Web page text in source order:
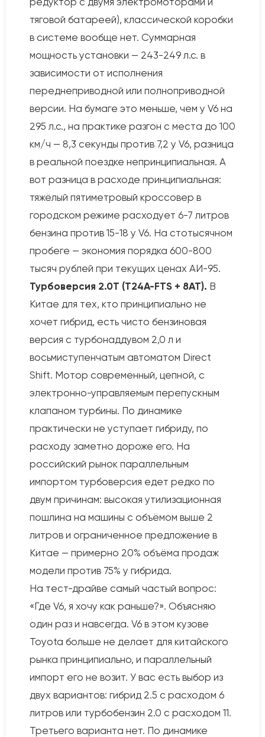
тяговой батареей), классической коробки
в системе вообще нет. Суммарная
мощность установки — 243-249 л.с. в
зависимости от исполнения
переднеприводной или полноприводной
версии. На бумаге это меньше, чем у V6 на
295 л.с., на практике разгон с места до 100
км/ч — 8,3 секунды против 7,2 у V6, разница
в реальной поездке непринципиальная. А
вот разница в расходе принципиальная:
тяжёлый пятиметровый кроссовер в
городском режиме расходует 6-7 литров
бензина против 15-18 у V6. На стотысячном
пробеге — экономия порядка 600-800
тысяч рублей при текущих ценах АИ-95.
Турбоверсия 2.0T (T24A-FTS + 8AT). В
Китае для тех, кто принципиально не
хочет гибрид, есть чисто бензиновая
версия с турбонаддувом 2,0 л и
восьмиступенчатым автоматом Direct
Shift. Мотор современный, цепной, с
электронно-управляемым перепускным
клапаном турбины. По динамике
практически не уступает гибриду, по
расходу заметно дороже его. На
российский рынок параллельным
импортом турбоверсия едет редко по
двум причинам: высокая утилизационная
пошлина на машины с объёмом выше 2
литров и ограниченное предложение в
Китае — примерно 20% объёма продаж
модели против 75% у гибрида.
На тест-драйве самый частый вопрос:
«Где V6, я хочу как раньше?». Объясняю
один раз и навсегда. V6 в этом кузове
Toyota больше не делает для китайского
рынка принципиально, и параллельный
импорт его не возит. У вас есть выбор из
двух вариантов: гибрид 2.5 с расходом 6
литров или турбобензин 2.0 с расходом 11.
Третьего варианта нет. По динамике